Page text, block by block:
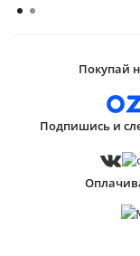
Покупай
Подпишись и